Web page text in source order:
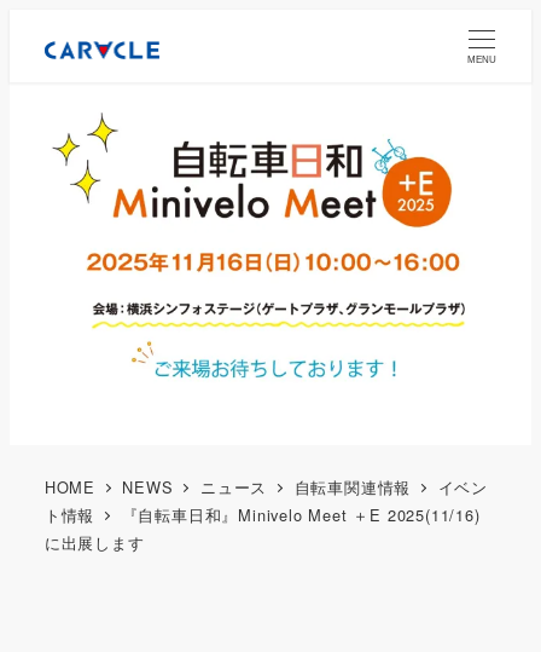
MENU
HOME NEWS ニュース 自転車関連情報
イベン
ト情報
『自転車日和』Minivelo Meet ＋E 2025(11/16)
に出展します